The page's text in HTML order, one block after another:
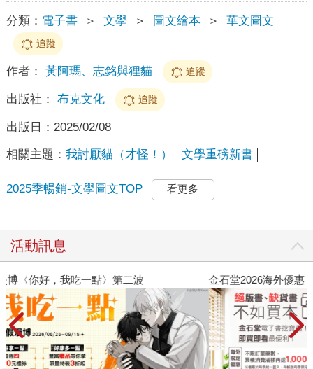
分類： 電子書 ＞ 文學 ＞ 圖文繪本 ＞ 華文圖文
追蹤
作者： 黃阿瑪、志銘與狸貓 追蹤
出版社： 布克文化 追蹤
出版日： 2025/02/08
相關主題： 我討厭貓（才怪！） 文學重磅新書
2025季暢銷-文學圖文TOP 看更多
活動訊息
金石堂2026海外優惠：電子書